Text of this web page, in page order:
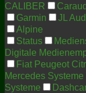
CALIBER
Garmin
JL
Alpine
Status
Digitale
Fiat Peugeot
Mercedes Systeme
Systeme